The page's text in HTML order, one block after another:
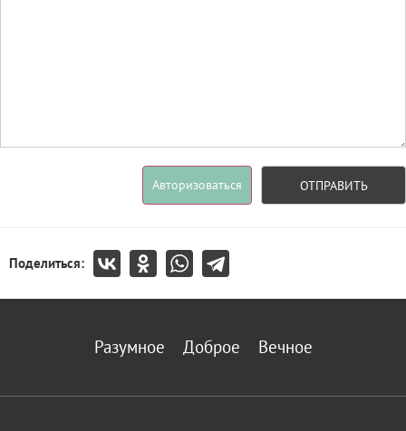
Авторизоваться ОТПРАВИТЬ
Поделиться:
Разумное Доброе Вечное